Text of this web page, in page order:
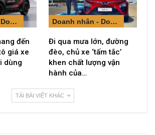
Doanh nhân - Doanh nghiệp
đến
giá xe
dùng
Doanh nhân - Doanh nghiệp
Đi qua mưa lớn, đường
đèo, chủ xe ‘tấm tắc’
khen chất lượng vận
hành của…
TẢI BÀI VIẾT KHÁC